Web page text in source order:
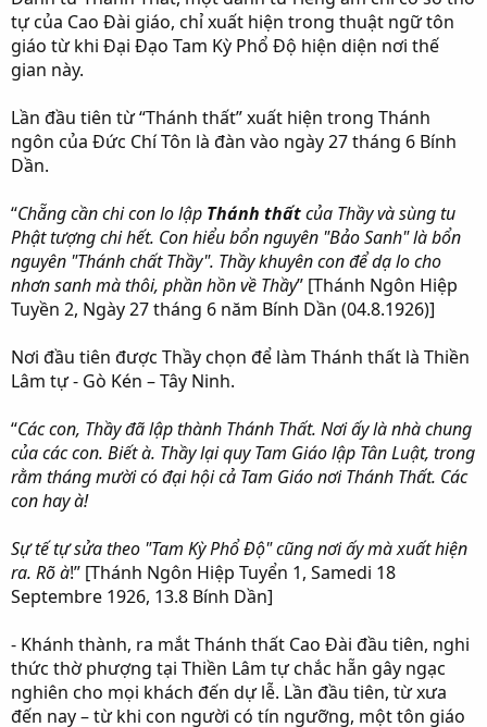
tự của Cao Đài giáo, chỉ xuất hiện trong thuật ngữ tôn
giáo từ khi Đại Đạo Tam Kỳ Phổ Độ hiện diện nơi thế
gian này.
Lần đầu tiên từ “Thánh thất” xuất hiện trong Thánh
ngôn của Đức Chí Tôn là đàn vào ngày 27 tháng 6 Bính
Dần.
“Chẵng cần chi con lo lập Thánh thấtcủa Thầy và sùng tu
Phật tượng chi hết. Con hiểu bổn nguyên "Bảo Sanh" là bổn
nguyên "Thánh chất Thầy". Thầy khuyên con để dạ lo cho
nhơn sanh mà thôi, phần hồn về Thầy” [Thánh Ngôn Hiệp
Tuyền 2, Ngày 27 tháng 6 năm Bính Dần (04.8.1926)]
Nơi đầu tiên được Thầy chọn để làm Thánh thất là Thiền
Lâm tự - Gò Kén – Tây Ninh.
“Các con, Thầy đã lập thành Thánh Thất. Nơi ấy là nhà chung
của các con. Biết à. Thầy lại quy Tam Giáo lập Tân Luật, trong
rằm tháng mười có đại hội cả Tam Giáo nơi Thánh Thất. Các
con hay à!
Sự tế tự sửa theo "Tam Kỳ Phổ Độ" cũng nơi ấy mà xuất hiện
ra. Rõ à!” [Thánh Ngôn Hiệp Tuyển 1, Samedi 18
Septembre 1926, 13.8 Bính Dần]
- Khánh thành, ra mắt Thánh thất Cao Đài đầu tiên, nghi
thức thờ phượng tại Thiền Lâm tự chắc hẵn gây ngạc
nghiên cho mọi khách đến dự lễ. Lần đầu tiên, từ xưa
đến nay – từ khi con người có tín ngưỡng, một tôn giáo